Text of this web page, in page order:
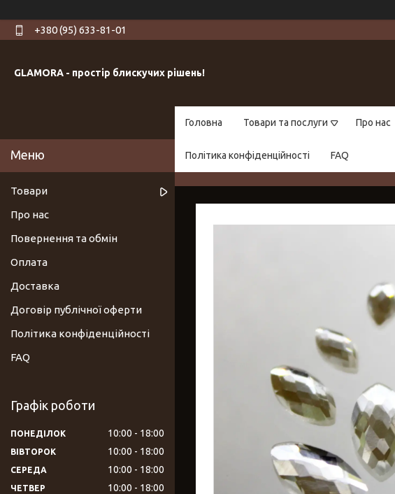
+380 (95) 633-81-01
GLAMORA - простір блискучих рішень!
Головна Товари та послуги Про нас
Політика конфіденційності FAQ
Товари
Про нас
Повернення та обмін
Оплата
Доставка
Договір публічної оферти
Політика конфіденційності
FAQ
Графік роботи
ПОНЕДІЛОК 10:00 18:00
ВІВТОРОК 10:00 18:00
СЕРЕДА 10:00 18:00
ЧЕТВЕР 10:00 18:00